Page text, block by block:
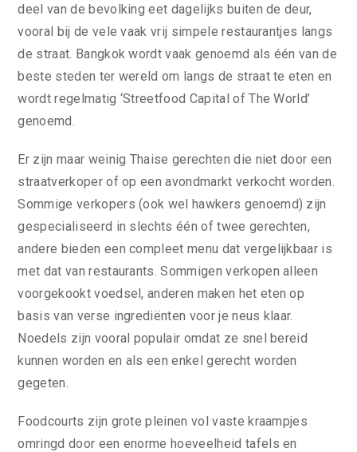
deel van de bevolking eet dagelijks buiten de deur,
vooral bij de vele vaak vrij simpele restaurantjes langs
de straat. Bangkok wordt vaak genoemd als één van de
beste steden ter wereld om langs de straat te eten en
wordt regelmatig ‘Streetfood Capital of The World’
genoemd.
Er zijn maar weinig Thaise gerechten die niet door een
straatverkoper of op een avondmarkt verkocht worden.
Sommige verkopers (ook wel hawkers genoemd) zijn
gespecialiseerd in slechts één of twee gerechten,
andere bieden een compleet menu dat vergelijkbaar is
met dat van restaurants. Sommigen verkopen alleen
voorgekookt voedsel, anderen maken het eten op
basis van verse ingrediënten voor je neus klaar.
Noedels zijn vooral populair omdat ze snel bereid
kunnen worden en als een enkel gerecht worden
gegeten.
Foodcourts zijn grote pleinen vol vaste kraampjes
omringd door een enorme hoeveelheid tafels en